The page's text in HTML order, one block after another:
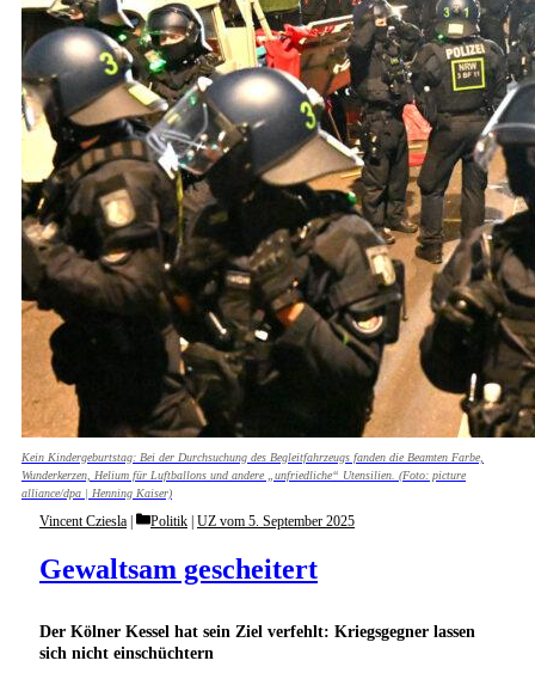
Kein Kindergeburtstag: Bei der Durchsuchung des Begleitfahrzeugs fanden die Beamten Farbe,
Wunderkerzen, Helium für Luftballons und andere „unfriedliche“ Utensilien. (Foto: picture
alliance/dpa | Henning Kaiser)
Der Kölner Kessel hat sein Ziel verfehlt: Kriegsgegner lassen
sich nicht einschüchtern
Gewaltsam gescheitert
Vincent Cziesla Categories
Politik | UZ vom 5. September 2025